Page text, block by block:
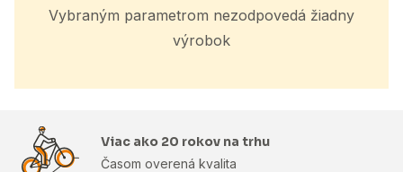
Vybraným parametrom nezodpovedá žiadny
výrobok
Viac ako 20 rokov na trhu
Časom overená kvalita